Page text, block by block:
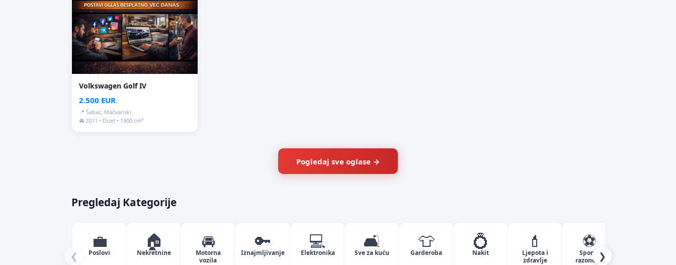
Volkswagen Golf IV
2.500 EUR
📍 Šabac, Mačvanski
🚘 2011 • Dizel • 1900 cm³
Pogledaj sve oglase →
Pregledaj Kategorije
❮
💼
Poslovi
🏠
Nekretnine
🚘
Motorna
vozila
🔑
Iznajmljivanje
💻
Elektronika
🛋️
Sve za kuću
👕
Garderoba
💍
Nakit
💄
Ljepota i
zdravlje
⚽
Sport i
razonoda❯